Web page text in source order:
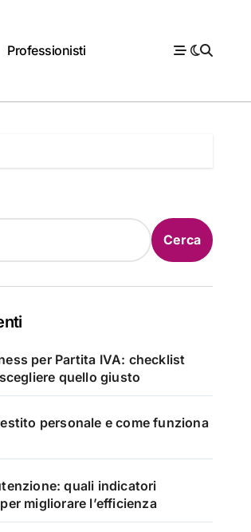
Professionisti
Cerca
per Partita IVA: checklist
quello giusto
personale e come funziona
quali indicatori
migliorare l’efficienza